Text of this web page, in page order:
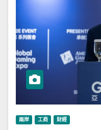
兩岸 工商 財經